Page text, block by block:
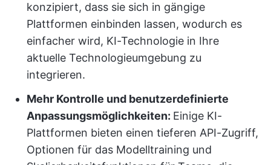
konzipiert, dass sie sich in gängige
Plattformen einbinden lassen, wodurch es
einfacher wird, KI-Technologie in Ihre
aktuelle Technologieumgebung zu
integrieren.
Mehr Kontrolle und benutzerdefinierte
Anpassungsmöglichkeiten: Einige KI-
Plattformen bieten einen tieferen API-Zugriff,
Optionen für das Modelltraining und